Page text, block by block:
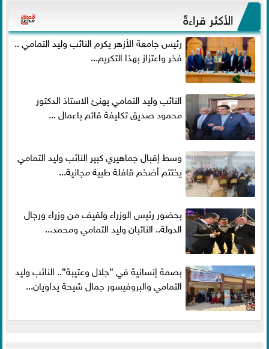
الأكثر قراءةً
رئيس جامعة الأزهر يكرم النائب وليد التمامي ..
فخر واعتزاز بهذا التكريم...
النائب وليد التمامي يهنئ الاستاذ الدكتور
محمود صديق تكليفة قائم باعمال ...
وسط إقبال جماهيري كبير النائب وليد التمامي
يختتم أضخم قافلة طبية مجانية...
بحضور رئيس الوزراء ولفيف من وزراء ورجال
الدولة.. النائبان وليد التمامي ومحمد...
بصمة إنسانية في ”جلال وعتيبة”.. النائب وليد
التمامي والبروفيسور جمال شيحة يداويان...